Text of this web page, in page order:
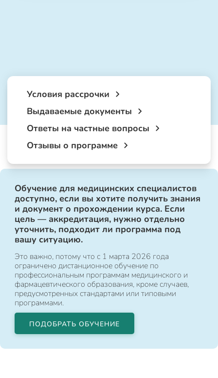
Условия рассрочки
Выдаваемые документы
Ответы на частные вопросы
Отзывы о программе
Обучение для медицинских специалистов
доступно, если вы хотите получить знания
и документ о прохождении курса. Если
цель — аккредитация, нужно отдельно
уточнить, подходит ли программа под
вашу ситуацию.
Это важно, потому что с 1 марта 2026 года
ограничено дистанционное обучение по
профессиональным программам медицинского и
фармацевтического образования, кроме случаев,
предусмотренных стандартами или типовыми
программами.
ПОДОБРАТЬ ОБУЧЕНИЕ